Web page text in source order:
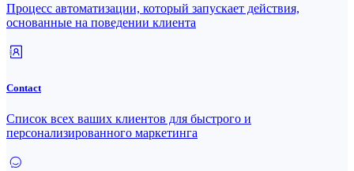
Процесс автоматизации, который запускает действия,
основанные на поведении клиента
Contact
Список всех ваших клиентов для быстрого и
персонализированного маркетинга